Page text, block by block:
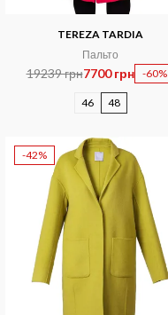
TEREZA TARDIA
Пальто
19239 грн7700 грн -60%
46 48
-42%